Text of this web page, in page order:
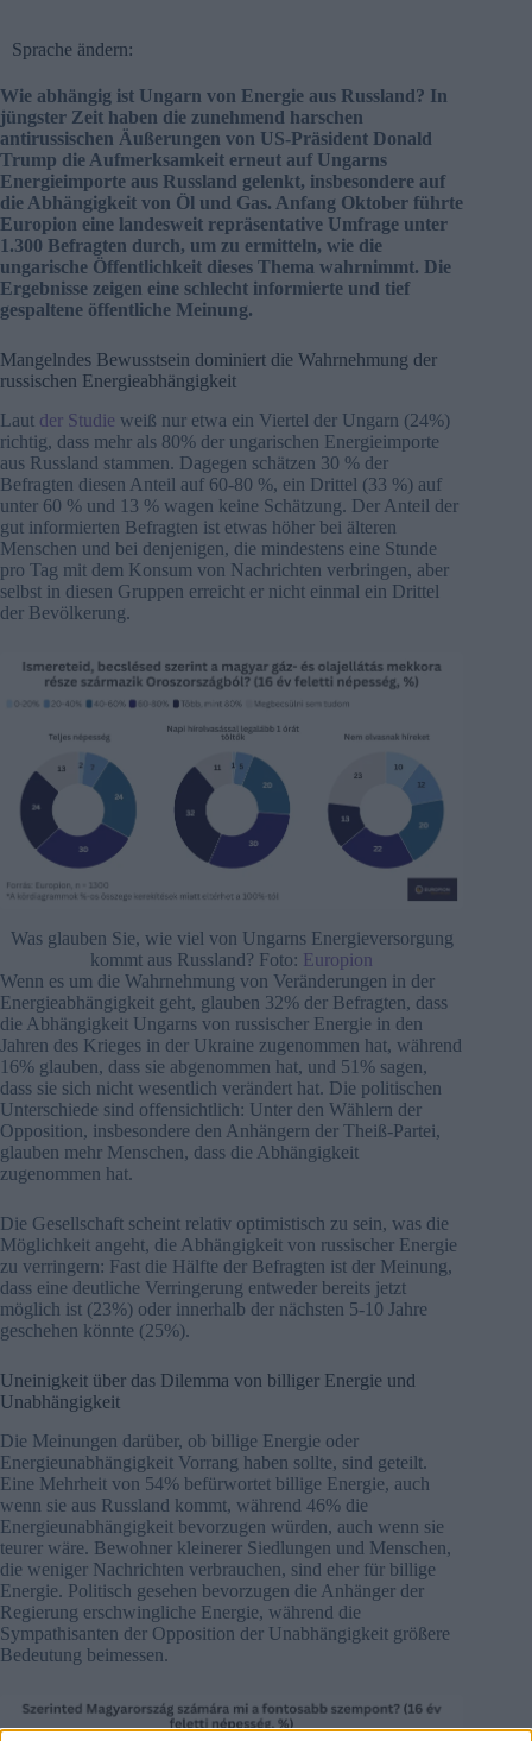
Sprache ändern:
Wie abhängig ist Ungarn von Energie aus Russland? In
jüngster Zeit haben die zunehmend harschen
antirussischen Äußerungen von US-Präsident Donald
Trump die Aufmerksamkeit erneut auf Ungarns
Energieimporte aus Russland gelenkt, insbesondere auf
die Abhängigkeit von Öl und Gas. Anfang Oktober führte
Europion eine landesweit repräsentative Umfrage unter
1.300 Befragten durch, um zu ermitteln, wie die
ungarische Öffentlichkeit dieses Thema wahrnimmt. Die
Ergebnisse zeigen eine schlecht informierte und tief
gespaltene öffentliche Meinung.
Mangelndes Bewusstsein dominiert die Wahrnehmung der
russischen Energieabhängigkeit
Laut der Studie weiß nur etwa ein Viertel der Ungarn (24%)
richtig, dass mehr als 80% der ungarischen Energieimporte
aus Russland stammen. Dagegen schätzen 30 % der
Befragten diesen Anteil auf 60-80 %, ein Drittel (33 %) auf
unter 60 % und 13 % wagen keine Schätzung. Der Anteil der
gut informierten Befragten ist etwas höher bei älteren
Menschen und bei denjenigen, die mindestens eine Stunde
pro Tag mit dem Konsum von Nachrichten verbringen, aber
selbst in diesen Gruppen erreicht er nicht einmal ein Drittel
der Bevölkerung.
Was glauben Sie, wie viel von Ungarns Energieversorgung
kommt aus Russland? Foto: Europion
Wenn es um die Wahrnehmung von Veränderungen in der
Energieabhängigkeit geht, glauben 32% der Befragten, dass
die Abhängigkeit Ungarns von russischer Energie in den
Jahren des Krieges in der Ukraine zugenommen hat, während
16% glauben, dass sie abgenommen hat, und 51% sagen,
dass sie sich nicht wesentlich verändert hat. Die politischen
Unterschiede sind offensichtlich: Unter den Wählern der
Opposition, insbesondere den Anhängern der Theiß-Partei,
glauben mehr Menschen, dass die Abhängigkeit
zugenommen hat.
Die Gesellschaft scheint relativ optimistisch zu sein, was die
Möglichkeit angeht, die Abhängigkeit von russischer Energie
zu verringern: Fast die Hälfte der Befragten ist der Meinung,
dass eine deutliche Verringerung entweder bereits jetzt
möglich ist (23%) oder innerhalb der nächsten 5-10 Jahre
geschehen könnte (25%).
Uneinigkeit über das Dilemma von billiger Energie und
Unabhängigkeit
Die Meinungen darüber, ob billige Energie oder
Energieunabhängigkeit Vorrang haben sollte, sind geteilt.
Eine Mehrheit von 54% befürwortet billige Energie, auch
wenn sie aus Russland kommt, während 46% die
Energieunabhängigkeit bevorzugen würden, auch wenn sie
teurer wäre. Bewohner kleinerer Siedlungen und Menschen,
die weniger Nachrichten verbrauchen, sind eher für billige
Energie. Politisch gesehen bevorzugen die Anhänger der
Regierung erschwingliche Energie, während die
Sympathisanten der Opposition der Unabhängigkeit größere
Bedeutung beimessen.